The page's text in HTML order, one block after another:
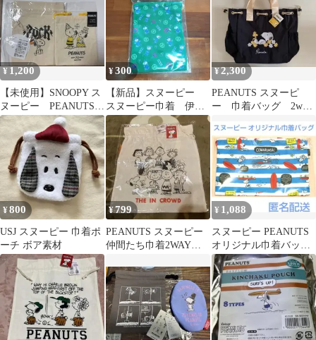
¥1,200
【未使用】SNOOPY ス
ヌーピー PEANUTS
巾着 2点セット
¥300
【新品】スヌーピー
スヌーピー巾着 伊右
衛門×ピーナッツ
SUNTORY 巾着袋
¥2,300
PEANUTS スヌーピ
ー 巾着バッグ 2way
¥800
USJ スヌーピー 巾着ポ
ーチ ボア素材
¥799
PEANUTS スヌーピー
仲間たち巾着2WAYト
¥ 1,088
スヌーピー PEANUTS
オリジナル巾着バッグ
資生堂オンラインスト
ア